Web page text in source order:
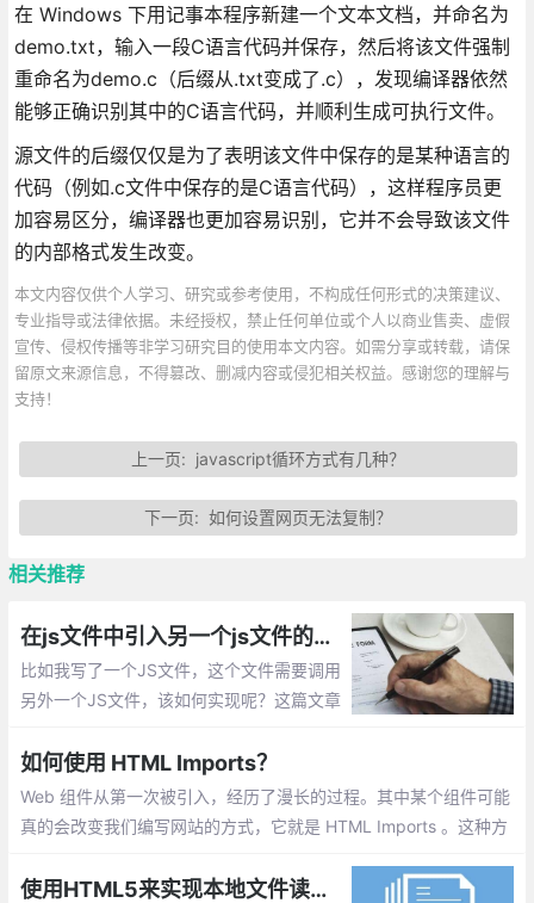
在 Windows 下用记事本程序新建一个文本文档，并命名为
demo.txt，输入一段C语言代码并保存，然后将该文件强制
重命名为demo.c（后缀从.txt变成了.c），发现编译器依然
能够正确识别其中的C语言代码，并顺利生成可执行文件。
源文件的后缀仅仅是为了表明该文件中保存的是某种语言的
代码（例如.c文件中保存的是C语言代码），这样程序员更
加容易区分，编译器也更加容易识别，它并不会导致该文件
的内部格式发生改变。
本文内容仅供个人学习、研究或参考使用，不构成任何形式的决策建议、
专业指导或法律依据。未经授权，禁止任何单位或个人以商业售卖、虚假
宣传、侵权传播等非学习研究目的使用本文内容。如需分享或转载，请保
留原文来源信息，不得篡改、删减内容或侵犯相关权益。感谢您的理解与
支持！
上一页: javascript循环方式有几种？
下一页: 如何设置网页无法复制？
相关推荐
在js文件中引入另一个js文件的实现方法总汇
比如我写了一个JS文件，这个文件需要调用
另外一个JS文件，该如何实现呢？这篇文章
现
如何使用 HTML Imports？
Web 组件从第一次被引入，经历了漫长的过程。其中某个组件可能
真的会改变我们编写网站的方式，它就是 HTML Imports 。这种方
使用HTML5来实现本地文件读取和写入